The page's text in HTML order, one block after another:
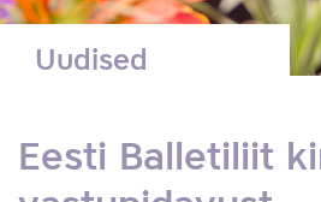
Uudised
Eesti Balletiliit